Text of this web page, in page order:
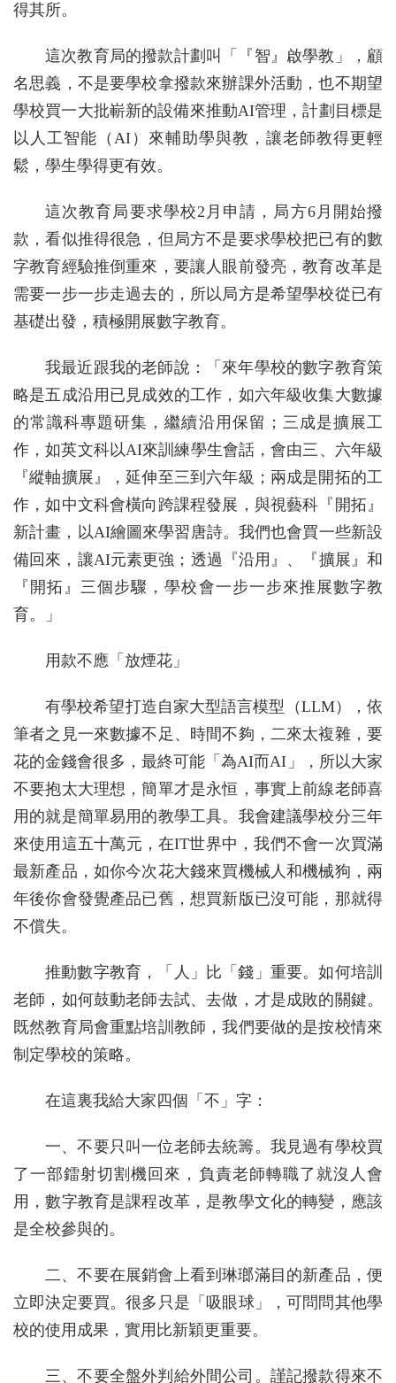
得其所。
這次教育局的撥款計劃叫「『智』啟學教」，顧
名思義，不是要學校拿撥款來辦課外活動，也不期望
學校買一大批嶄新的設備來推動AI管理，計劃目標是
以人工智能（AI）來輔助學與教，讓老師教得更輕
鬆，學生學得更有效。
這次教育局要求學校2月申請，局方6月開始撥
款，看似推得很急，但局方不是要求學校把已有的數
字教育經驗推倒重來，要讓人眼前發亮，教育改革是
需要一步一步走過去的，所以局方是希望學校從已有
基礎出發，積極開展數字教育。
我最近跟我的老師說：「來年學校的數字教育策
略是五成沿用已見成效的工作，如六年級收集大數據
的常識科專題研集，繼續沿用保留；三成是擴展工
作，如英文科以AI來訓練學生會話，會由三、六年級
『縱軸擴展』，延伸至三到六年級；兩成是開拓的工
作，如中文科會橫向跨課程發展，與視藝科『開拓』
新計畫，以AI繪圖來學習唐詩。我們也會買一些新設
備回來，讓AI元素更強；透過『沿用』、『擴展』和
『開拓』三個步驟，學校會一步一步來推展數字教
育。」
用款不應「放煙花」
有學校希望打造自家大型語言模型（LLM），依
筆者之見一來數據不足、時間不夠，二來太複雜，要
花的金錢會很多，最終可能「為AI而AI」，所以大家
不要抱太大理想，簡單才是永恒，事實上前線老師喜
用的就是簡單易用的教學工具。我會建議學校分三年
來使用這五十萬元，在IT世界中，我們不會一次買滿
最新產品，如你今次花大錢來買機械人和機械狗，兩
年後你會發覺產品已舊，想買新版已沒可能，那就得
不償失。
推動數字教育，「人」比「錢」重要。如何培訓
老師，如何鼓動老師去試、去做，才是成敗的關鍵。
既然教育局會重點培訓教師，我們要做的是按校情來
制定學校的策略。
在這裏我給大家四個「不」字：
一、不要只叫一位老師去統籌。我見過有學校買
了一部鐳射切割機回來，負責老師轉職了就沒人會
用，數字教育是課程改革，是教學文化的轉變，應該
是全校參與的。
二、不要在展銷會上看到琳瑯滿目的新產品，便
立即決定要買。很多只是「吸眼球」，可問問其他學
校的使用成果，實用比新穎更重要。
三、不要全盤外判給外間公司。謹記撥款得來不